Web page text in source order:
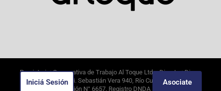
Propietario: Cooperativa de Trabajo Al Toque Ltda. Director: Diego
Alejandro Borghi. Sebastián Vera 940, Río Cuarto, Córdoba.
. Edición N° 6657. Registro DNDA N°09649388.
Asociate
Iniciá Sesión